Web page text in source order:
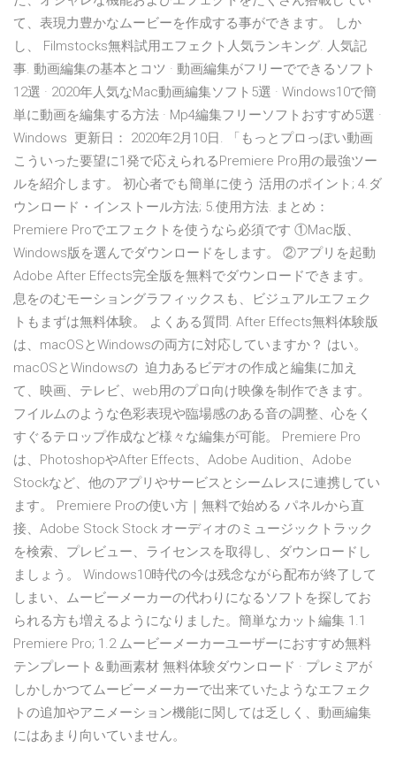
て、表現力豊かなムービーを作成する事ができます。 しか
し、 Filmstocks無料試用エフェクト人気ランキング. 人気記
事. 動画編集の基本とコツ · 動画編集がフリーでできるソフト
12選 · 2020年人気なMac動画編集ソフト5選 · Windows10で簡
単に動画を編集する方法 · Mp4編集フリーソフトおすすめ5選 ·
Windows 更新日： 2020年2月10日. 「もっとプロっぽい動画
こういった要望に1発で応えられるPremiere Pro用の最強ツー
ルを紹介します。 初心者でも簡単に使う 活用のポイント; 4.ダ
ウンロード・インストール方法; 5.使用方法. まとめ：
Premiere Proでエフェクトを使うなら必須です ①Mac版、
Windows版を選んでダウンロードをします。 ②アプリを起動
Adobe After Effects完全版を無料でダウンロードできます。
息をのむモーショングラフィックスも、ビジュアルエフェク
トもまずは無料体験。 よくある質問. After Effects無料体験版
は、macOSとWindowsの両方に対応していますか？ はい。
macOSとWindowsの 迫力あるビデオの作成と編集に加え
て、映画、テレビ、web用のプロ向け映像を制作できます。
フイルムのような色彩表現や臨場感のある音の調整、心をく
すぐるテロップ作成など様々な編集が可能。 Premiere Pro
は、PhotoshopやAfter Effects、Adobe Audition、Adobe
Stockなど、他のアプリやサービスとシームレスに連携してい
ます。 Premiere Proの使い方｜無料で始める パネルから直
接、Adobe Stock Stock オーディオのミュージックトラック
を検索、プレビュー、ライセンスを取得し、ダウンロードし
ましょう。 Windows10時代の今は残念ながら配布が終了して
しまい、ムービーメーカーの代わりになるソフトを探してお
られる方も増えるようになりました。簡単なカット編集 1.1
Premiere Pro; 1.2 ムービーメーカーユーザーにおすすめ無料
テンプレート＆動画素材 無料体験ダウンロード · プレミアが
しかしかつてムービーメーカーで出来ていたようなエフェク
トの追加やアニメーション機能に関しては乏しく、動画編集
にはあまり向いていません。